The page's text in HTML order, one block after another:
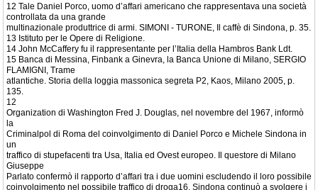
12 Tale Daniel Porco, uomo d’affari americano che rappresentava una società
controllata da una grande
multinazionale produttrice di armi. SIMONI - TURONE, Il caffè di Sindona, p. 35.
13 Istituto per le Opere di Religione.
14 John McCaffery fu il rappresentante per l’Italia della Hambros Bank Ldt.
15 Banca di Messina, Finbank a Ginevra, la Banca Unione di Milano, SERGIO
FLAMIGNI, Trame
atlantiche. Storia della loggia massonica segreta P2, Kaos, Milano 2005, p.
135.
12
Organization di Washington Fred J. Douglas, nel novembre del 1967, informò
la
Criminalpol di Roma del coinvolgimento di Daniel Porco e Michele Sindona in
un
traffico di stupefacenti tra Usa, Italia ed Ovest europeo. Il questore di Milano
Giuseppe
Parlato confermò il rapporto d’affari tra i due uomini escludendo il loro possibile
coinvolgimento nel possibile traffico di droga16. Sindona continuò a svolgere i